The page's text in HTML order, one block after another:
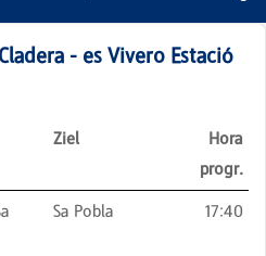
- es Vivero Estació
Ziel
Hora
progr.
Sa Pobla 17:40